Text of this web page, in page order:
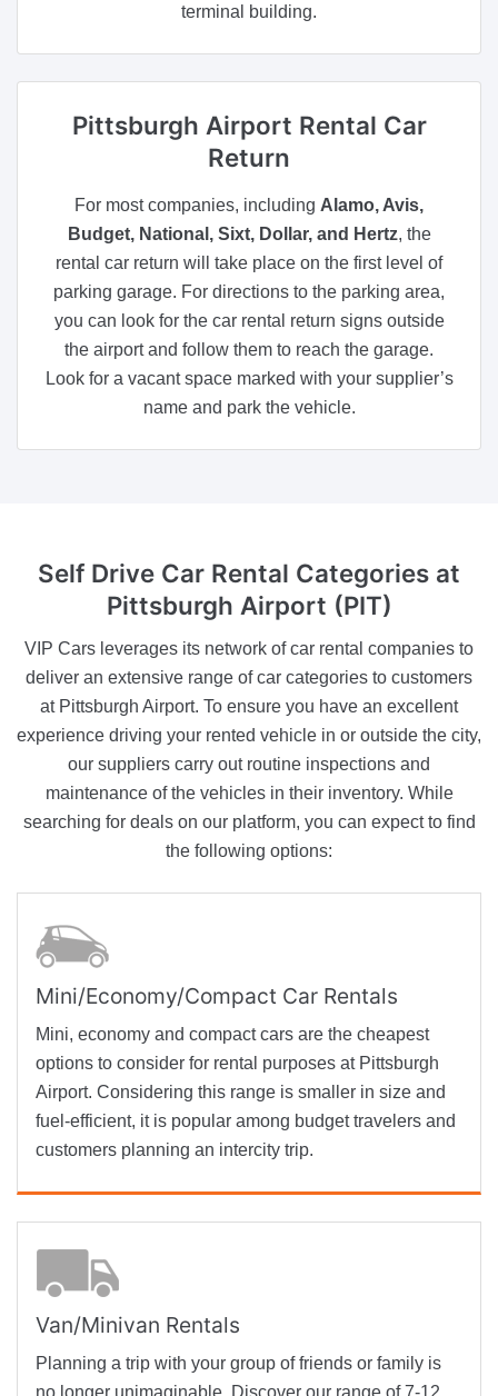
terminal building.
Pittsburgh Airport Rental Car
Return
For most companies, including Alamo, Avis,
Budget, National, Sixt, Dollar, and Hertz, the
rental car return will take place on the first level of
parking garage. For directions to the parking area,
you can look for the car rental return signs outside
the airport and follow them to reach the garage.
Look for a vacant space marked with your supplier’s
name and park the vehicle.
Self Drive Car Rental Categories at
Pittsburgh Airport (PIT)
VIP Cars leverages its network of car rental companies to
deliver an extensive range of car categories to customers
at Pittsburgh Airport. To ensure you have an excellent
experience driving your rented vehicle in or outside the city,
our suppliers carry out routine inspections and
maintenance of the vehicles in their inventory. While
searching for deals on our platform, you can expect to find
the following options:
Mini/Economy/Compact Car Rentals
Mini, economy and compact cars are the cheapest
options to consider for rental purposes at Pittsburgh
Airport. Considering this range is smaller in size and
fuel-efficient, it is popular among budget travelers and
customers planning an intercity trip.
Van/Minivan Rentals
Planning a trip with your group of friends or family is
no longer unimaginable. Discover our range of 7-12